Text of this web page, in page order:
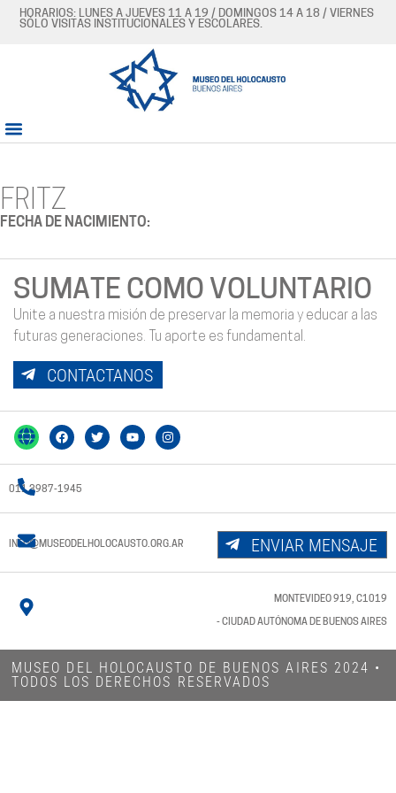
HORARIOS: LUNES A JUEVES 11 A 19 / DOMINGOS 14 A 18 / VIERNES
SÓLO VISITAS INSTITUCIONALES Y ESCOLARES.
FRITZ
FECHA DE NACIMIENTO:
SUMATE COMO VOLUNTARIO
Unite a nuestra misión de preservar la memoria y educar a las
futuras generaciones. Tu aporte es fundamental.
CONTACTANOS
011 3987-1945
INFO@MUSEODELHOLOCAUSTO.ORG.AR ENVIAR MENSAJE
MONTEVIDEO 919, C1019
- CIUDAD AUTÓNOMA DE BUENOS AIRES
MUSEO DEL HOLOCAUSTO DE BUENOS AIRES 2024​ •
TODOS LOS DERECHOS RESERVADOS